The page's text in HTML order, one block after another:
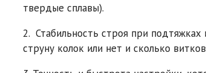
твердые сплавы).
2. Стабильность строя при
струну колок или нет и сколько